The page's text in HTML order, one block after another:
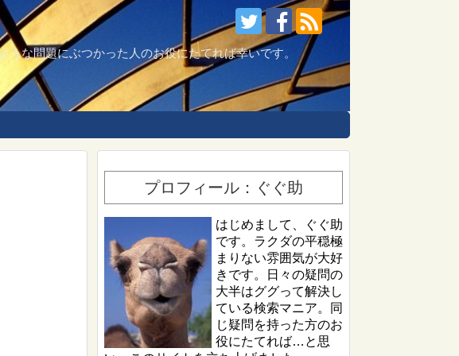
な問題にぶつかった人のお役にたてれば幸いです。
プロフィール：ぐぐ助
はじめまして、ぐぐ助
です。ラクダの平穏極
まりない雰囲気が大好
きです。日々の疑問の
大半はググって解決し
ている検索マニア。同
じ疑問を持った方のお
役にたてれば…と思